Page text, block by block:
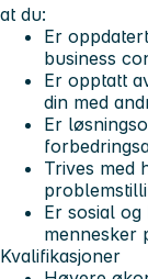
at du:
Er
business
Er opptatt
din med
Er
Trives med
Er sosial
mennesker
Kvalifikasjoner